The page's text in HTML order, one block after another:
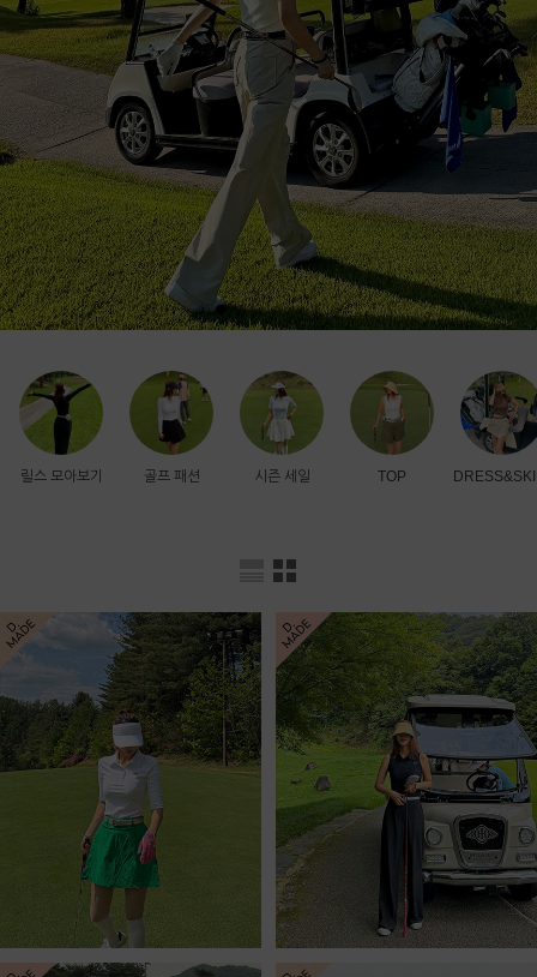
릴스 모아보기 골프 패션 시즌 세일 TOP